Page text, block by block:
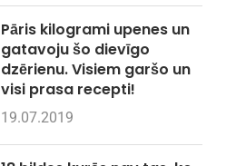
Pāris kilogrami upenes un
gatavoju šo dievīgo
dzērienu. Visiem garšo un
visi prasa recepti!
19.07.2019